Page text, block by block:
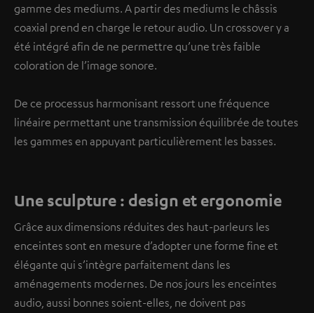
gamme des mediums. A partir des mediums le châssis
coaxial prend en charge le retour audio. Un crossover y a
été intégré afin de ne permettre qu’une très faible
coloration de l’image sonore.
De ce processus harmonisant ressort une fréquence
linéaire permettant une transmission équilibrée de toutes
les gammes en appuyant particulièrement les basses.
Une sculpture : design et ergonomie
Grâce aux dimensions réduites des haut-parleurs les
enceintes sont en mesure d’adopter une forme fine et
élégante qui s’intègre parfaitement dans les
aménagements modernes. De nos jours les enceintes
audio, aussi bonnes soient-elles, ne doivent pas